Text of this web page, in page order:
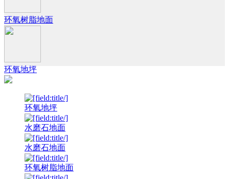
环氧树脂地面
环氧地坪
环氧地坪
水磨石地面
水磨石地面
环氧树脂地面